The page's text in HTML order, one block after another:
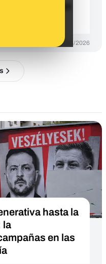
el conflicto en
11/03/2026
hasta la
la
en las